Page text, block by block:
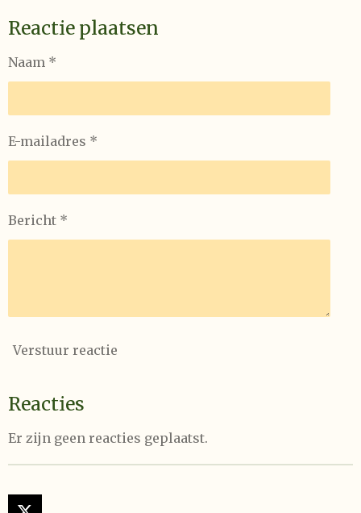
Reactie plaatsen
Naam *
E-mailadres *
Bericht *
Verstuur reactie
Reacties
Er zijn geen reacties geplaatst.